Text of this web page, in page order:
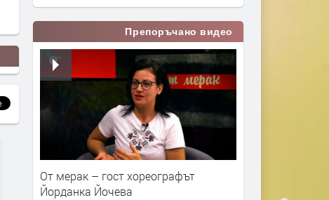
Препоръчано видео
От мерак – гост хореографът
Йорданка Йочева